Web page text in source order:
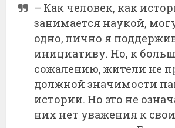
– Как человек, как
занимается наукой,
одно, лично я
инициативу. Но, к
сожалению, жители не
должной значимости
истории. Но это не
них нет уважения к